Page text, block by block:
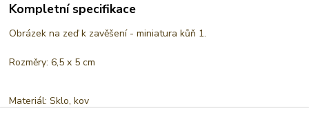
Kompletní specifikace
Obrázek na zeď k zavěšení - miniatura kůň 1.
Rozměry: 6,5 x 5 cm
Materiál: Sklo, kov